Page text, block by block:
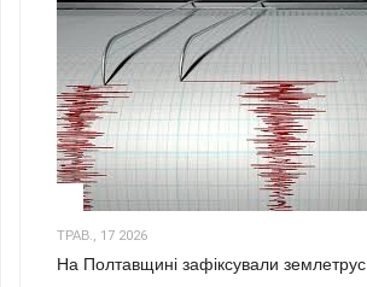
ТРАВ., 17 2026
На Полтавщині зафіксували землетрус